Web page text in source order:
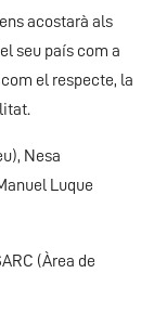
acostarà als
seu país com a
el respecte, la
Nesa
Luque
(Àrea de